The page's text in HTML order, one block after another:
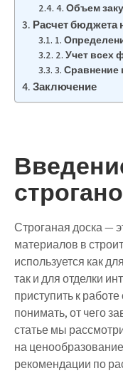
4. Объем
Расчет бюджета
1.
2. Учет всех
3. Сравнение
Заключение
Строганая доска —
материалов в
используется как
так и для отделки
приступить к
понимать, от чего
статье мы
на
рекомендации по